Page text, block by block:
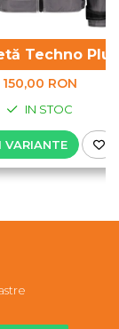
Techno Plus
150,00 RON
IN STOC
VARIANTE